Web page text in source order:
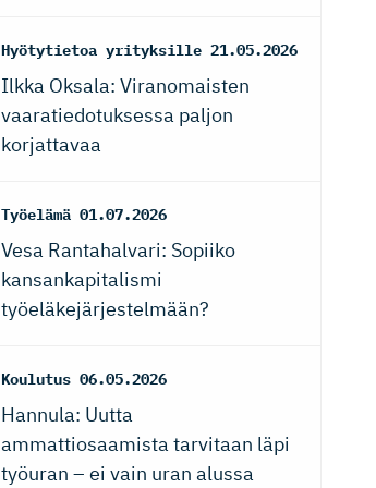
Hyötytietoa yrityksille 21.05.2026
Ilkka Oksala: Viranomaisten
vaaratiedotuksessa paljon
korjattavaa
Työelämä 01.07.2026
Vesa Rantahalvari: Sopiiko
kansankapitalismi
työeläkejärjestelmään?
Koulutus 06.05.2026
Hannula: Uutta
ammattiosaamista tarvitaan läpi
työuran – ei vain uran alussa